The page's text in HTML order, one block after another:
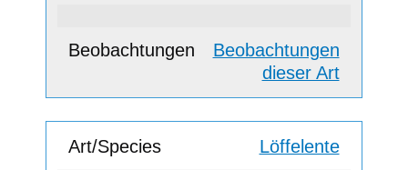
Beobachtungen
dieser Art
Löffelente